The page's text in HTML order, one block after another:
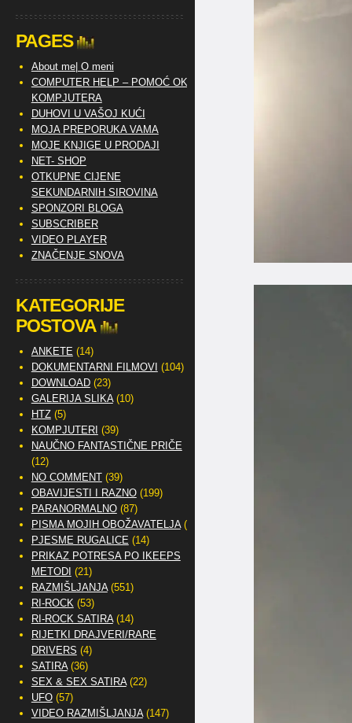
PAGES
About me| O meni
COMPUTER HELP – POMOĆ OKO
KOMPJUTERA
DUHOVI U VAŠOJ KUĆI
MOJA PREPORUKA VAMA
MOJE KNJIGE U PRODAJI
NET- SHOP
OTKUPNE CIJENE
SEKUNDARNIH SIROVINA
SPONZORI BLOGA
SUBSCRIBER
VIDEO PLAYER
ZNAČENJE SNOVA
KATEGORIJE
POSTOVA
ANKETE (14)
DOKUMENTARNI FILMOVI (104)
DOWNLOAD(23)
GALERIJA SLIKA(10)
HTZ(5)
KOMPJUTERI (39)
NAUČNO FANTASTIČNE PRIČE
(12)
NO COMMENT(39)
OBAVIJESTI I RAZNO(199)
PARANORMALNO(87)
PISMA MOJIH OBOŽAVATELJA(2)
PJESME RUGALICE (14)
PRIKAZ POTRESA PO IKEEPS
METODI (21)
RAZMIŠLJANJA(551)
RI-ROCK(53)
RI-ROCK SATIRA(14)
RIJETKI DRAJVERI/RARE
DRIVERS (4)
SATIRA(36)
SEX & SEX SATIRA(22)
UFO(57)
VIDEO RAZMIŠLJANJA(147)